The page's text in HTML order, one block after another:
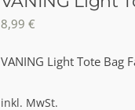
8,99 €
VANING Light Tote Bag
inkl. MwSt.